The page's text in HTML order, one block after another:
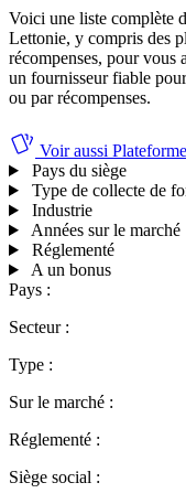
Voici une liste complète
Lettonie, y compris des
récompenses, pour vous
un fournisseur fiable
ou par récompenses.
Voir aussi
Pays du siège
Type de collecte de
Industrie
Années sur le marché
Réglementé
A un bonus
Pays :
Secteur :
Type :
Sur le marché :
Réglementé :
Siège social :